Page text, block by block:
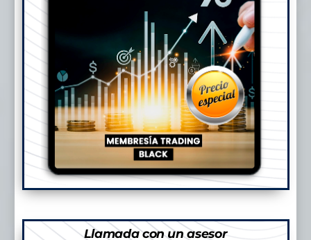
Llamada con un asesor